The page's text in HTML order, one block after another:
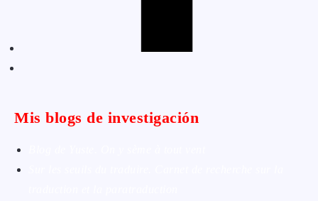
Mis blogs de investigación